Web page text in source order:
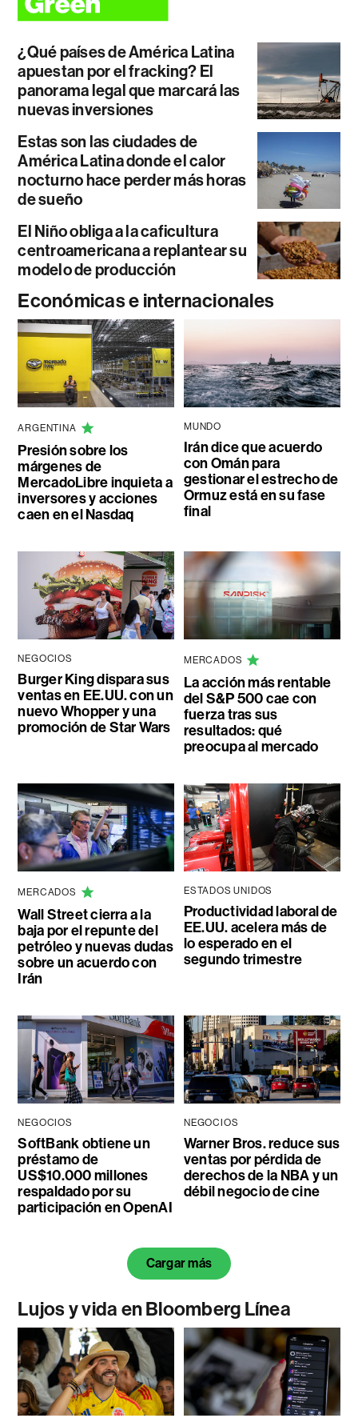
¿Qué países de América Latina
apuestan por el fracking? El
panorama legal que marcará las
nuevas inversiones
Estas son las ciudades de
América Latina donde el calor
nocturno hace perder más horas
de sueño
El Niño obliga a la caficultura
centroamericana a replantear su
modelo de producción
Económicas e internacionales
ARGENTINA
Presión sobre los
márgenes de
MercadoLibre inquieta a
inversores y acciones
caen en el Nasdaq
MUNDO
Irán dice que acuerdo
con Omán para
gestionar el estrecho de
Ormuz está en su fase
final
NEGOCIOS
Burger King dispara sus
ventas en EE.UU. con un
nuevo Whopper y una
promoción de Star Wars
MERCADOS
La acción más rentable
del S&P 500 cae con
fuerza tras sus
resultados: qué
preocupa al mercado
MERCADOS
Wall Street cierra a la
baja por el repunte del
petróleo y nuevas dudas
sobre un acuerdo con
Irán
ESTADOS UNIDOS
Productividad laboral de
EE.UU. acelera más de
lo esperado en el
segundo trimestre
NEGOCIOS
SoftBank obtiene un
préstamo de
US$10.000 millones
respaldado por su
participación en OpenAI
NEGOCIOS
Warner Bros. reduce sus
ventas por pérdida de
derechos de la NBA y un
débil negocio de cine
Cargar más
Lujos y vida en Bloomberg Línea